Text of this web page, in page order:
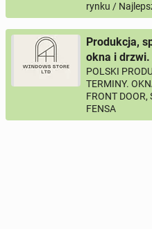
rynku /
Produkcja,
okna i drzwi.
POLSKI
TERMINY.
FRONT
FENSA